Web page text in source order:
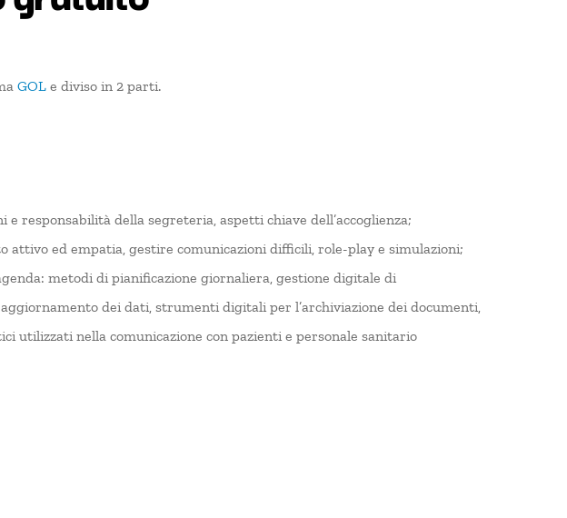
GOL e diviso in 2 parti.
responsabilità della segreteria, aspetti chiave dell’accoglienza;
attivo ed empatia, gestire comunicazioni difficili, role-play e simulazioni;
metodi di pianificazione giornaliera, gestione digitale di
dei dati, strumenti digitali per l’archiviazione dei documenti,
utilizzati nella comunicazione con pazienti e personale sanitario